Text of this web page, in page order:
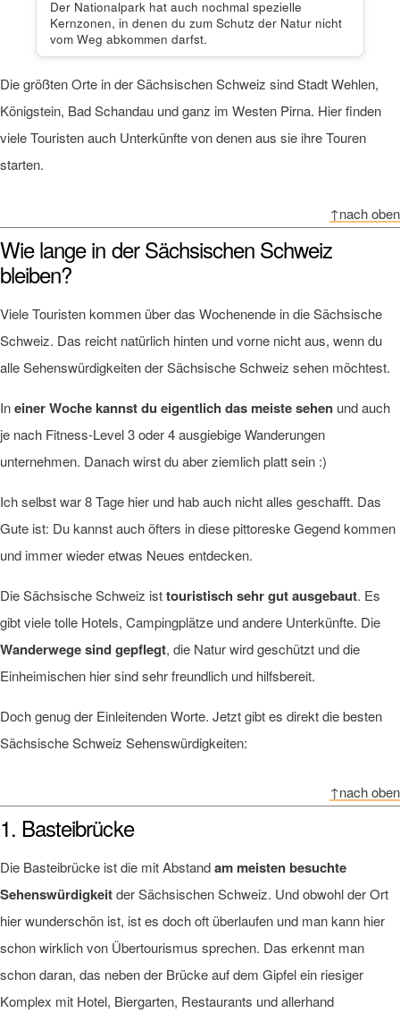
Der Nationalpark hat auch nochmal spezielle
Kernzonen, in denen du zum Schutz der Natur nicht
vom Weg abkommen darfst.
Die größten Orte in der Sächsischen Schweiz sind Stadt Wehlen,
Königstein, Bad Schandau und ganz im Westen Pirna. Hier finden
viele Touristen auch Unterkünfte von denen aus sie ihre Touren
starten.
↑nach oben
Wie lange in der Sächsischen Schweiz
bleiben?
Viele Touristen kommen über das Wochenende in die Sächsische
Schweiz. Das reicht natürlich hinten und vorne nicht aus, wenn du
alle Sehenswürdigkeiten der Sächsische Schweiz sehen möchtest.
Ineiner Woche kannst du eigentlich das meiste sehen und auch
je nach Fitness-Level 3 oder 4 ausgiebige Wanderungen
unternehmen. Danach wirst du aber ziemlich platt sein :)
Ich selbst war 8 Tage hier und hab auch nicht alles geschafft. Das
Gute ist: Du kannst auch öfters in diese pittoreske Gegend kommen
und immer wieder etwas Neues entdecken.
Die Sächsische Schweiz isttouristisch sehr gut ausgebaut. Es
gibt viele tolle Hotels, Campingplätze und andere Unterkünfte. Die
Wanderwege sind gepflegt, die Natur wird geschützt und die
Einheimischen hier sind sehr freundlich und hilfsbereit.
Doch genug der Einleitenden Worte. Jetzt gibt es direkt die besten
Sächsische Schweiz Sehenswürdigkeiten:
↑nach oben
1. Basteibrücke
Die Basteibrücke ist die mit Abstandam meisten besuchte
Sehenswürdigkeitder Sächsischen Schweiz. Und obwohl der Ort
hier wunderschön ist, ist es doch oft überlaufen und man kann hier
schon wirklich von Übertourismus sprechen. Das erkennt man
schon daran, das neben der Brücke auf dem Gipfel ein riesiger
Komplex mit Hotel, Biergarten, Restaurants und allerhand